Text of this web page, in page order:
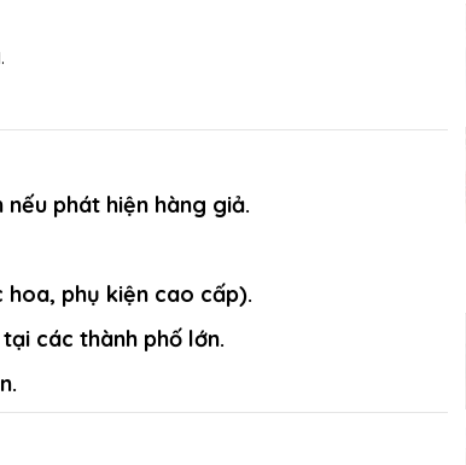
phát hiện hàng giả.
hoa, phụ kiện cao cấp).
các thành phố lớn.